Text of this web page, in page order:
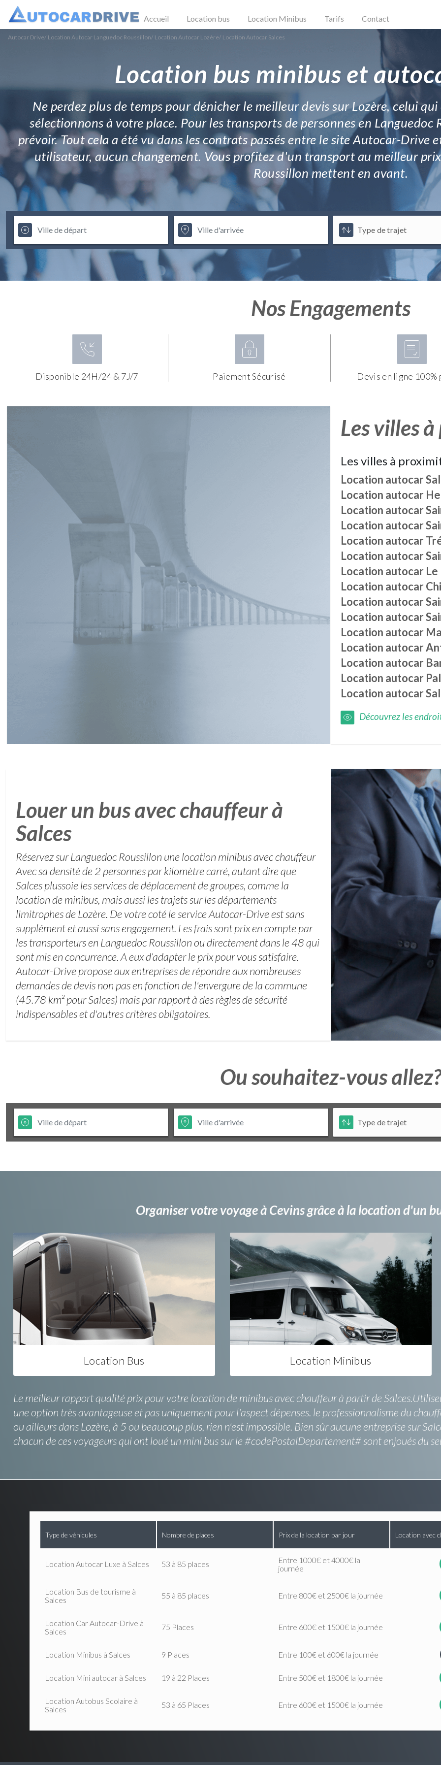
Accueil Location bus Location Minibus Tarifs Contact
Autocar Drive/ Location Autocar Languedoc Roussillon/ Location Autocar Lozère/ Location Autocar Salces
Location bus minibus et
Ne perdez plus de temps pour dénicher le meilleur devis sur Lozère, celui
sélectionnons à votre place. Pour les transports de personnes en Languedoc
prévoir. Tout cela a été vu dans les contrats passés entre le site Autocar-Drive
utilisateur, aucun changement. Vous profitez d'un transport au meilleur
Roussillon mettent en avant.
Nos Engagements
Disponible 24H/24 & 7J/7 Paiement Sécurisé Devis en ligne
Les villes
Les villes à
Location autocar
Location autocar
Location autocar
Location autocar
Location autocar
Location autocar
Location autocar
Location autocar
Location autocar
Location autocar
Location autocar
Location autocar
Location autocar
Location autocar
Location autocar
Découvrez les
Louer un bus avec chauffeur à
Salces
Réservez sur Languedoc Roussillon une location minibus avec chauffeur
Avec sa densité de 2 personnes par kilomètre carré, autant dire que
Salces plussoie les services de déplacement de groupes, comme la
location de minibus, mais aussi les trajets sur les départements
limitrophes de Lozère. De votre coté le service Autocar-Drive est sans
supplément et aussi sans engagement. Les frais sont prix en compte par
les transporteurs en Languedoc Roussillon ou directement dans le 48 qui
sont mis en concurrence. A eux d’adapter le prix pour vous satisfaire.
Autocar-Drive propose aux entreprises de répondre aux nombreuses
demandes de devis non pas en fonction de l'envergure de la commune
(45.78 km² pour Salces) mais par rapport à des règles de sécurité
indispensables et d'autres critères obligatoires.
Ou souhaitez-vous allez?
Organiser votre voyage à Cevins grâce à la location d'un
Location Bus Location Minibus
Le meilleur rapport qualité prix pour votre location de minibus avec chauffeur à partir de
une option très avantageuse et pas uniquement pour l'aspect dépenses. le professionnalisme du
ou ailleurs dans Lozère, à 5 ou beaucoup plus, rien n'est impossible. Bien sûr aucune entreprise sur
chacun de ces voyageurs qui ont loué un mini bus sur le #codePostalDepartement# sont enjoués du
Type de véhicules Nombre de places Prix de la location par jour Location avec
Location Autocar Luxe à Salces 53 à 85 places
Entre 1000€ et 4000€ la
journée
Location Bus de tourisme à
Salces
55 à 85 places Entre 800€ et 2500€ la journée
Location Car Autocar-Drive à
Salces
75 Places Entre 600€ et 1500€ la journée
Location Minibus à Salces 9 Places Entre 100€ et 600€ la journée
Location Mini autocar à Salces 19 à 22 Places Entre 500€ et 1800€ la journée
Location Autobus Scolaire à
Salces
53 à 65 Places Entre 600€ et 1500€ la journée